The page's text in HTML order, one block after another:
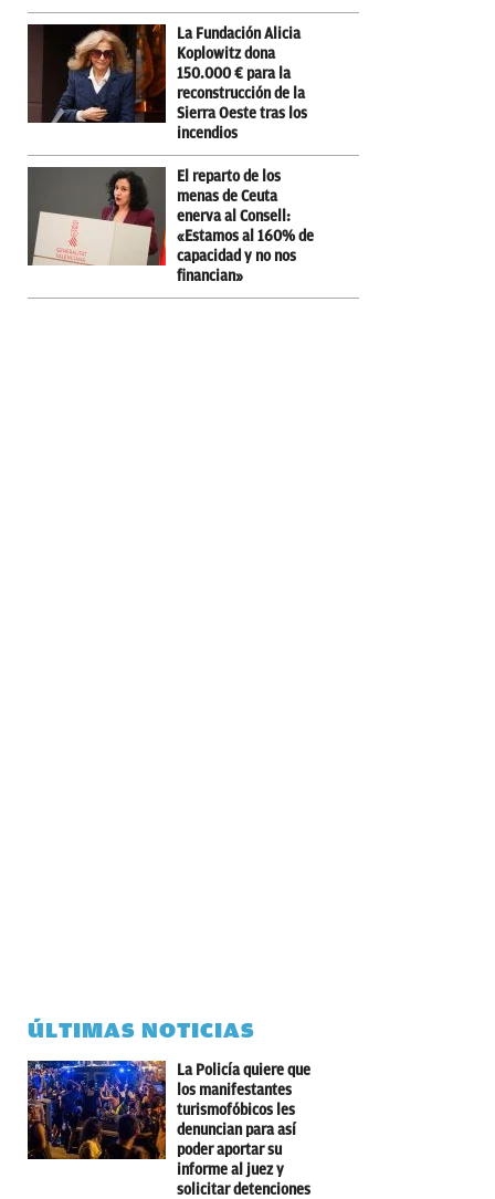
La Fundación Alicia
Koplowitz dona
150.000 € para la
reconstrucción de la
Sierra Oeste tras los
incendios
El reparto de los
menas de Ceuta
enerva al Consell:
«Estamos al 160% de
capacidad y no nos
financian»
ÚLTIMAS NOTICIAS
La Policía quiere que
los manifestantes
turismofóbicos les
denuncian para así
poder aportar su
informe al juez y
solicitar detenciones